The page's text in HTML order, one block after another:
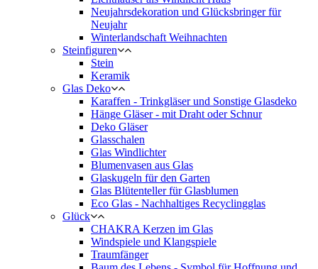
Neujahrsdekoration und Glücksbringer für
Neujahr
Winterlandschaft Weihnachten
Steinfiguren
Stein
Keramik
Glas Deko
Karaffen - Trinkgläser und Sonstige Glasdeko
Hänge Gläser - mit Draht oder Schnur
Deko Gläser
Glasschalen
Glas Windlichter
Blumenvasen aus Glas
Glaskugeln für den Garten
Glas Blütenteller für Glasblumen
Eco Glas - Nachhaltiges Recyclingglas
Glück
CHAKRA Kerzen im Glas
Windspiele und Klangspiele
Traumfänger